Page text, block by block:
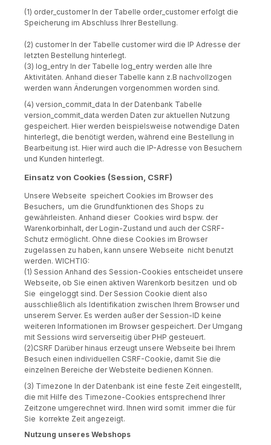
(1) order_customer In der Tabelle order_customer erfolgt die
Speicherung im Abschluss Ihrer Bestellung.
(2) customer In der Tabelle customer wird die IP Adresse der
letzten Bestellung hinterlegt.
(3) log_entry In der Tabelle log_entry werden alle Ihre
Aktivitäten. Anhand dieser Tabelle kann z.B nachvollzogen
werden wann Änderungen vorgenommen worden sind.
(4) version_commit_data In der Datenbank Tabelle
version_commit_data werden Daten zur aktuellen Nutzung
gespeichert. Hier werden beispielsweise notwendige Daten
hinterlegt, die benötigt werden, während eine Bestellung in
Bearbeitung ist. Hier wird auch die IP-Adresse von Besuchern
und Kunden hinterlegt.
Einsatz von Cookies (Session, CSRF)
Unsere Webseite speichert Cookies im Browser des
Besuchers, um die Grundfunktionen des Shops zu
gewährleisten. Anhand dieser Cookies wird bspw. der
Warenkorbinhalt, der Login-Zustand und auch der CSRF-
Schutz ermöglicht. Ohne diese Cookies im Browser
zugelassen zu haben, kann unsere Webseite nicht benutzt
werden. WICHTIG:
(1) Session Anhand des Session-Cookies entscheidet unsere
Webseite, ob Sie einen aktiven Warenkorb besitzen und ob
Sie eingeloggt sind. Der Session Cookie dient also
ausschließlich als Identifikation zwischen Ihrem Browser und
unserem Server. Es werden außer der Session-ID keine
weiteren Informationen im Browser gespeichert. Der Umgang
mit Sessions wird serverseitig über PHP gesteuert.
(2)CSRF Darüber hinaus erzeugt unsere Webseite bei Ihrem
Besuch einen individuellen CSRF-Cookie, damit Sie die
einzelnen Bereiche der Websteite bedienen Können.
(3) Timezone In der Datenbank ist eine feste Zeit eingestellt,
die mit Hilfe des Timezone-Cookies entsprechend Ihrer
Zeitzone umgerechnet wird. Ihnen wird somit immer die für
Sie korrekte Zeit angezeigt.
Nutzung unseres Webshops